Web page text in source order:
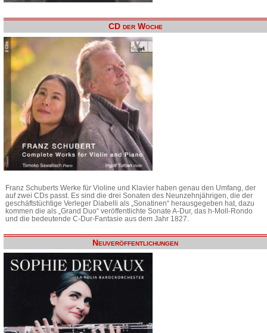
CD der Woche
Franz Schuberts Werke für Violine und Klavier haben genau den Umfang, der
auf zwei CDs passt. Es sind die drei Sonaten des Neunzehnjährigen, die der
geschäftstüchtige Verleger Diabelli als „Sonatinen“ herausgegeben hat, dazu
kommen die als „Grand Duo“ veröffentlichte Sonate A-Dur, das h-Moll-Rondo
und die bedeutende C-Dur-Fantasie aus dem Jahr 1827.
Neuveröffentlichungen